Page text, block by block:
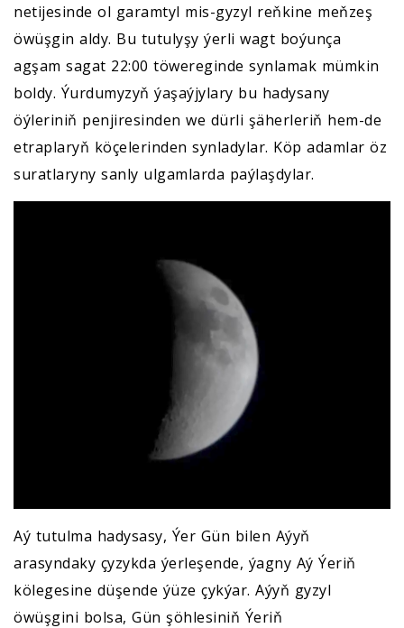
netijesinde ol garamtyl mis-gyzyl reňkine meňzeş
öwüşgin aldy. Bu tutulyşy ýerli wagt boýunça
agşam sagat 22:00 töwereginde synlamak mümkin
boldy. Ýurdumyzyň ýaşaýjylary bu hadysany
öýleriniň penjiresinden we dürli şäherleriň hem-de
etraplaryň köçelerinden synladylar. Köp adamlar öz
suratlaryny sanly ulgamlarda paýlaşdylar.
Aý tutulma hadysasy, Ýer Gün bilen Aýyň
arasyndaky çyzykda ýerleşende, ýagny Aý Ýeriň
kölegesine düşende ýüze çykýar. Aýyň gyzyl
öwüşgini bolsa, Gün şöhlesiniň Ýeriň